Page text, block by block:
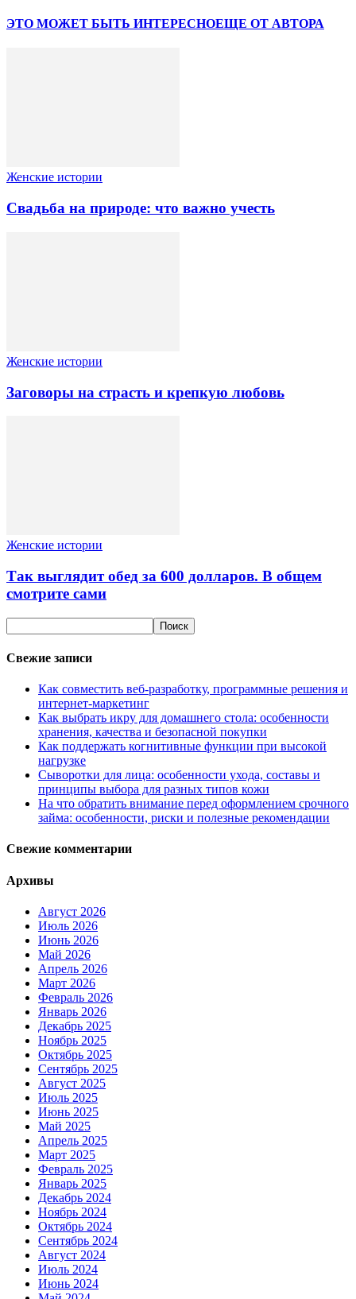
ЭТО МОЖЕТ БЫТЬ ИНТЕРЕСНОЕЩЕ ОТ АВТОРА
Женские истории
Свадьба на природе: что важно учесть
Женские истории
Заговоры на страсть и крепкую любовь
Женские истории
Так выглядит обед за 600 долларов. В общем
смотрите сами
Свежие записи
Как совместить веб-разработку, программные решения и
интернет-маркетинг
Как выбрать икру для домашнего стола: особенности
хранения, качества и безопасной покупки
Как поддержать когнитивные функции при высокой
нагрузке
Сыворотки для лица: особенности ухода, составы и
принципы выбора для разных типов кожи
На что обратить внимание перед оформлением срочного
займа: особенности, риски и полезные рекомендации
Свежие комментарии
Архивы
Август 2026
Июль 2026
Июнь 2026
Май 2026
Апрель 2026
Март 2026
Февраль 2026
Январь 2026
Декабрь 2025
Ноябрь 2025
Октябрь 2025
Сентябрь 2025
Август 2025
Июль 2025
Июнь 2025
Май 2025
Апрель 2025
Март 2025
Февраль 2025
Январь 2025
Декабрь 2024
Ноябрь 2024
Октябрь 2024
Сентябрь 2024
Август 2024
Июль 2024
Июнь 2024